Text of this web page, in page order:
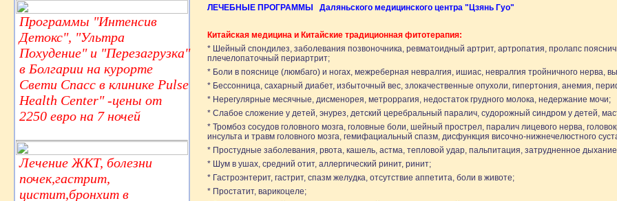
Программы "Интенсив
Детокс", "Ультра
Похудение" и "Перезагрузка"
в Болгарии на курорте
Свети Спасс в клинике Pulse
Health Center" -цены от
2250 евро на 7 ночей
Лечение ЖКТ, болезни
почек,гастрит,
цистит,бронхит в
ЛЕЧЕБНЫЕ ПРОГРАММЫ Даляньского медицинского центра "Цзянь Гуо"
Китайская медицина и Китайские традиционная фитотерапия:
* Шейный спондилез, заболевания позвоночника, ревматоидный артрит, артропатия, пролапс
плечелопаточный периартрит;
* Боли в пояснице (люмбаго) и ногах, межреберная невралгия, ишиас, невралгия тройничного нерва,
* Бессонница, сахарный диабет, избыточный вес, злокачественные опухоли, гипертония, анемия,
* Нерегулярные месячные, дисменорея, метроррагия, недостаток грудного молока, недержание мочи;
* Слабое сложение у детей, энурез, детский церебральный паралич, судорожный синдром у детей,
* Тромбоз сосудов головного мозга, головные боли, шейный прострел, паралич лицевого нерва,
инсульта и травм головного мозга, гемифациальный спазм, дисфункция височно-нижнечелюстного
* Простудные заболевания, рвота, кашель, астма, тепловой удар, пальпитация, затрудненное
* Шум в ушах, средний отит, аллергический ринит, ринит;
* Гастроэнтерит, гастрит, спазм желудка, отсутствие аппетита, боли в животе;
* Простатит, варикоцеле;